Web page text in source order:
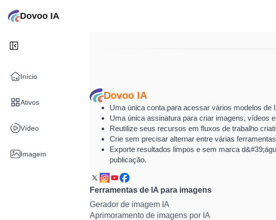
Dovoo IA
Início
Ativos
Vídeo
Imagem
Dovoo IA
Uma única conta para acessar vários modelos de
Uma única assinatura para criar imagens, vídeos
Reutilize seus recursos em fluxos de trabalho
Crie sem precisar alternar entre várias
Exporte resultados limpos e sem marca
publicação.
Ferramentas de IA para imagens
Gerador de imagem IA
Aprimoramento de imagens por IA